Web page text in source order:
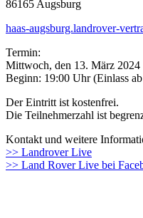
86165 Augsburg
haas-augsburg.landrover-
Termin:
Mittwoch, den 13. März 2024
Beginn: 19:00 Uhr (Einlass
Der Eintritt ist kostenfrei.
Die Teilnehmerzahl ist
Kontakt und weitere
>> Landrover Live
>> Land Rover Live bei